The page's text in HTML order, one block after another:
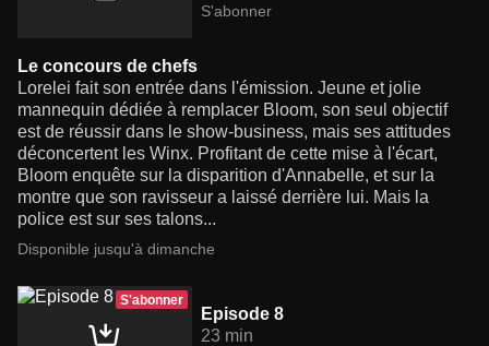
S'abonner
Le concours de chefs
Lorelei fait son entrée dans l'émission. Jeune et jolie
mannequin dédiée à remplacer Bloom, son seul objectif
est de réussir dans le show-business, mais ses attitudes
déconcertent les Winx. Profitant de cette mise à l'écart,
Bloom enquête sur la disparition d'Annabelle, et sur la
montre que son ravisseur a laissé derrière lui. Mais la
police est sur ses talons...
Disponible jusqu'à dimanche
S'abonner
Episode 8
23 min